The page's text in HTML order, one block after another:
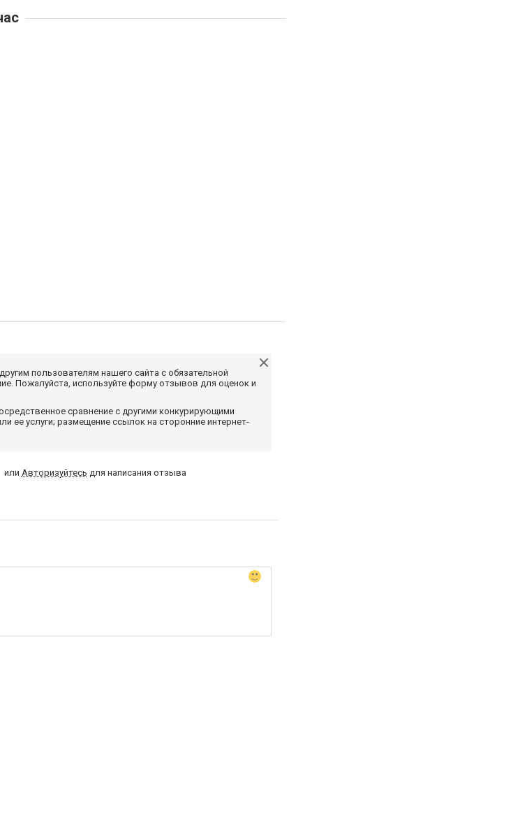
пользователям нашего сайта с обязательной
Пожалуйста, используйте форму отзывов для оценок и
сравнение с другими конкурирующими
ее услуги; размещение ссылок на сторонние интернет-
или Авторизуйтесь для написания отзыва